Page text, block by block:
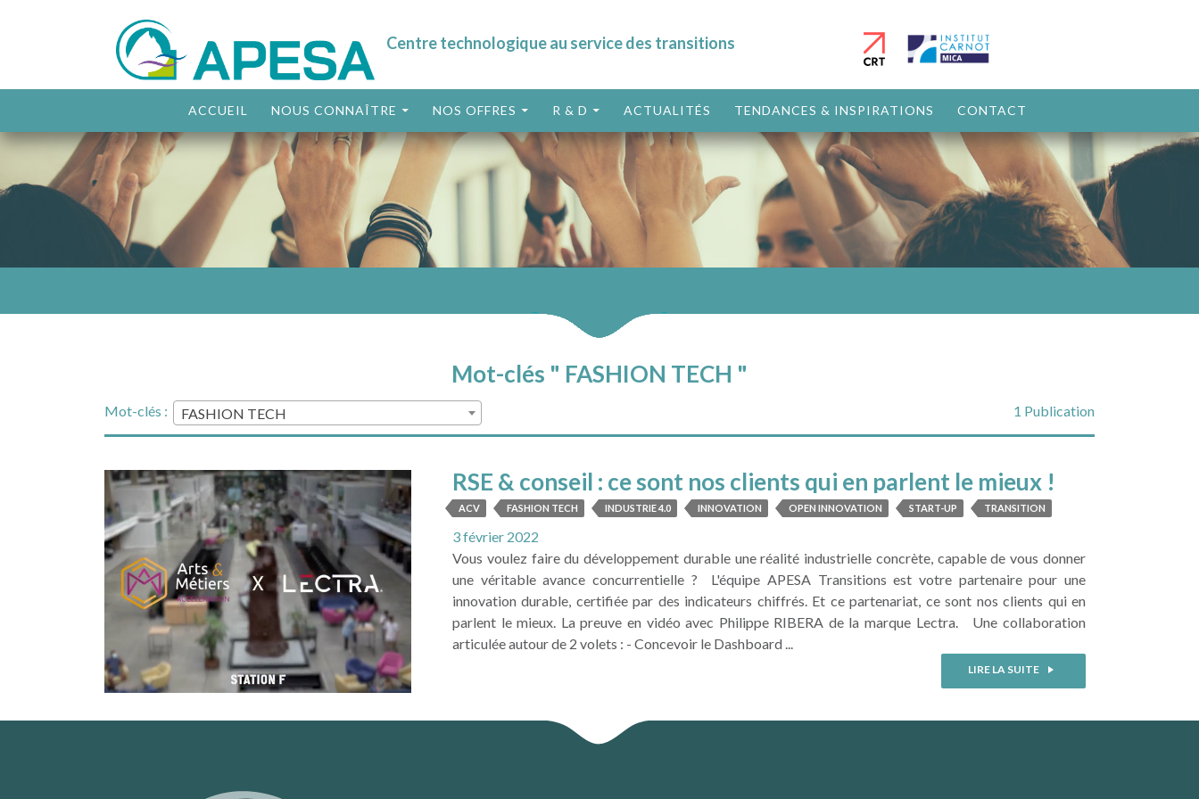
Centre technologique au service des transitions
ACCUEIL
NOUS CONNAÎTRE NOS OFFRES R & D ACTUALITÉS TENDANCES & INSPIRATIONS CONTACT
Mot-clés " FASHION TECH "
1 Publication
Mot-clés : FASHION TECH
RSE & conseil : ce sont nos clients qui en parlent le mieux !
ACV FASHION TECH INDUSTRIE 4.0 INNOVATION OPEN INNOVATION START-UP ​TRANSITION
3 février 2022
Vous voulez faire du développement durable une réalité industrielle concrète, capable de vous donner
une véritable avance concurrentielle ? L'équipe APESA Transitions est votre partenaire pour une
innovation durable, certifiée par des indicateurs chiffrés. Et ce partenariat, ce sont nos clients qui en
parlent le mieux. La preuve en vidéo avec Philippe RIBERA de la marque Lectra. Une collaboration
articulée autour de 2 volets : - Concevoir le Dashboard ...
LIRE LA SUITE